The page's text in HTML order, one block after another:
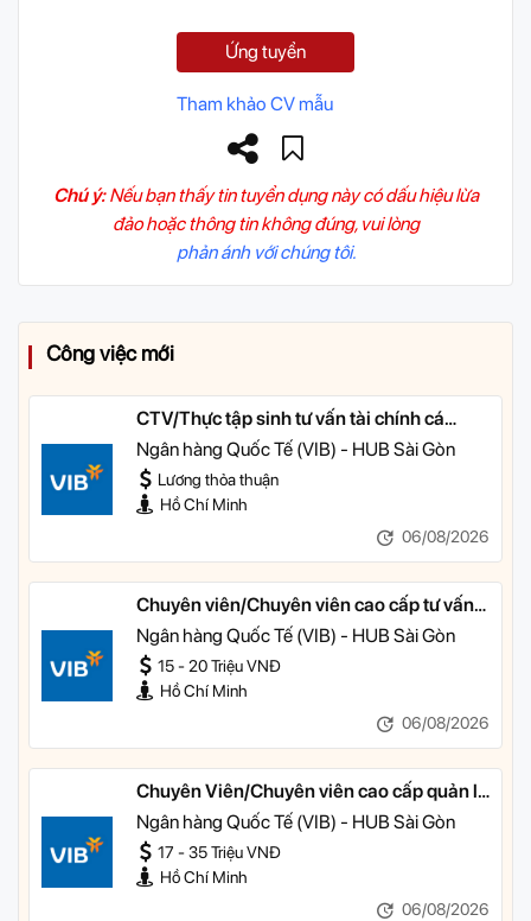
Ứng tuyển
Tham khảo CV mẫu
Chú ý:Nếu bạn thấy tin tuyển dụng này có dấu hiệu lừa
đảo hoặc thông tin không đúng, vui lòng
phản ánh với chúng tôi.
Công việc mới
CTV/Thực tập sinh tư vấn tài chính cá
nhân
Ngân hàng Quốc Tế (VIB) - HUB Sài Gòn
Lương thỏa thuận
Hồ Chí Minh
06/08/2026
Chuyên viên/Chuyên viên cao cấp tư vấn
tài chính cá nhân
Ngân hàng Quốc Tế (VIB) - HUB Sài Gòn
15 - 20 Triệu VNĐ
Hồ Chí Minh
06/08/2026
Chuyên Viên/Chuyên viên cao cấp quản lý
khách hàng ưu tiên
Ngân hàng Quốc Tế (VIB) - HUB Sài Gòn
17 - 35 Triệu VNĐ
Hồ Chí Minh
06/08/2026